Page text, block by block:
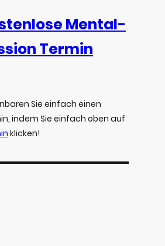
Mental-
Termin
Sie einfach einen
indem Sie einfach oben auf
klicken!